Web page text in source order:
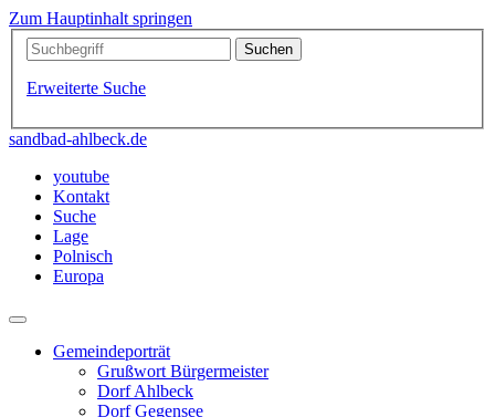
Zum Hauptinhalt springen
Erweiterte Suche
sandbad-ahlbeck.de
youtube
Kontakt
Suche
Lage
Polnisch
Europa
Gemeindeporträt
Grußwort Bürgermeister
Dorf Ahlbeck
Dorf Gegensee